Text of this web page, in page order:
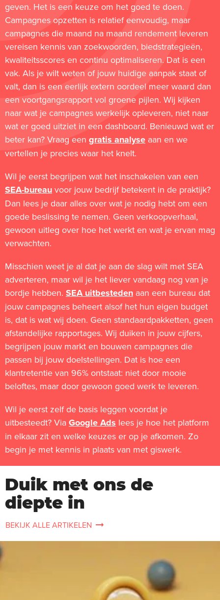
geven. Het is een keuze om het goed te doen.
Campagnes opzetten is relatief eenvoudig, maar
campagnes die maand na maand rendement leveren
vereisen kennis van zoekwoorden, biedstrategieën,
kwaliteitsscores en continu optimaliseren. Dat is een
vak. Als je wilt weten of jouw huidige aanpak staat of
valt, dan is een eerlijk extern oordeel meer waard dan
een voortgangsrapport vol groene pijlen. Wij kijken
naar wat je campagnes werkelijk opleveren, niet naar
wat er goed uitziet in een dashboard. Benieuwd wat er
beter kan? Vraag een gratis analyse aan en we
vertellen je precies waar het knelt.
Wil je eerst begrijpen wat het inschakelen van een
SEA-bureau voor jouw bedrijf betekent in de praktijk?
Dan lees je daar alles over wat je nodig hebt om een
goede beslissing te nemen. Geen verkoopverhaal,
gewoon uitleg over hoe het werkt en wat je ervan mag
verwachten.
Misschien weet je al dat je aan de slag wilt met SEA
adverteren, maar wil je het liever vandaag nog van je
bordje hebben. SEA uitbesteden aan een bureau dat
jouw campagnes beheert alsof het hun eigen budget
is, dat is wat wij doen. Geen standaardpakketten, geen
afstandelijke rapportages. Wij duiken in jouw cijfers,
begrijpen jouw markt en bouwen campagnes die
passen bij jouw doelstellingen. Dat is hoe een
klantretentie van 96% ontstaat: niet door mooie
beloftes, maar door gewoon goed werk te leveren.
Wil je eerst zelf de basis leggen voordat je
uitbesteedt? Via Google Ads lees je hoe het platform
in elkaar zit en welke keuzes er op je afkomen. Zo
begin je met kennis in plaats van met giswerk.
Duik met ons de
diepte in
BEKIJK ALLE ARTIKELEN